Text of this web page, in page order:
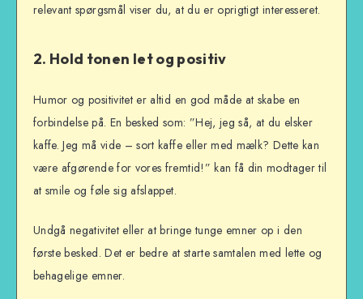
relevant spørgsmål viser du, at du er oprigtigt interesseret.
2. Hold tonen let og positiv
Humor og positivitet er altid en god måde at skabe en
forbindelse på. En besked som: ”Hej, jeg så, at du elsker
kaffe. Jeg må vide – sort kaffe eller med mælk? Dette kan
være afgørende for vores fremtid!” kan få din modtager til
at smile og føle sig afslappet.
Undgå negativitet eller at bringe tunge emner op i den
første besked. Det er bedre at starte samtalen med lette og
behagelige emner.